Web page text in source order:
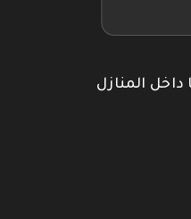
المنازل